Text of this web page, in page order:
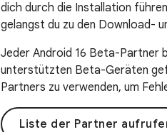
dich durch die Installation
gelangst du zu den Download-
Jeder Android 16 Beta-Partner
unterstützten Beta-Geräten
Partners zu verwenden, um
Liste der Partner